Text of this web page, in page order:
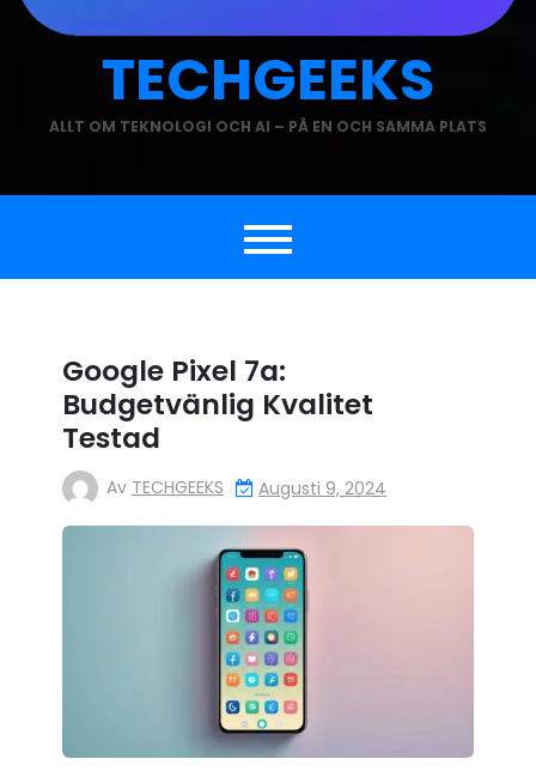
TECHGEEKS
ALLT OM TEKNOLOGI OCH AI – PÅ EN OCH SAMMA PLATS
Google Pixel 7a:
Budgetvänlig Kvalitet
Testad
Av TECHGEEKS Augusti 9, 2024